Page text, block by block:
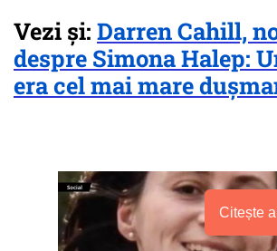
Vezi și: Darren Cahill,
despre Simona Halep:
era cel mai mare
Citește